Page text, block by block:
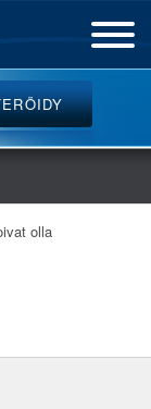
olla